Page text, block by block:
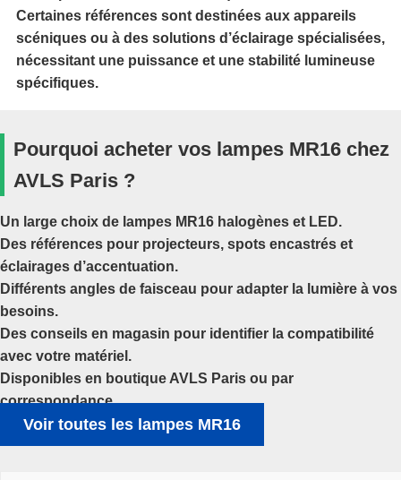
Certaines références sont destinées aux appareils
scéniques ou à des solutions d’éclairage spécialisées,
nécessitant une puissance et une stabilité lumineuse
spécifiques.
Pourquoi acheter vos lampes MR16 chez
AVLS Paris ?
Un large choix de lampes MR16 halogènes et LED.
Des références pour projecteurs, spots encastrés et
éclairages d’accentuation.
Différents angles de faisceau pour adapter la lumière à vos
besoins.
Des conseils en magasin pour identifier la compatibilité
avec votre matériel.
Disponibles en boutique AVLS Paris ou par
correspondance.
Voir toutes les lampes MR16